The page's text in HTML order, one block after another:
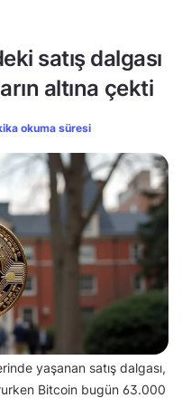
satış dalgası
altına çekti
okuma süresi
yaşanan satış dalgası,
Bitcoin bugün 63.000